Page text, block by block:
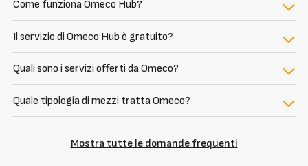
Come funziona Omeco Hub?
Il servizio di Omeco Hub è gratuito?
Quali sono i servizi offerti da Omeco?
Quale tipologia di mezzi tratta Omeco?
Mostra tutte le domande frequenti